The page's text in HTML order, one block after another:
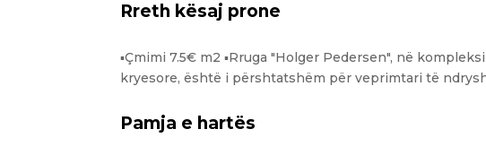
Rreth kësaj prone
▪️Çmimi 7.5€ m2 ▪️Rruga "Holger Pedersen", në
kryesore, është i përshtatshëm për veprimtari të
Pamja e hartës